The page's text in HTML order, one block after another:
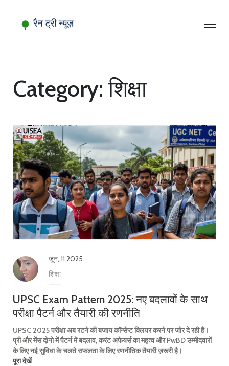
Category: शिक्षा
जून, 11 2025
शिक्षा
UPSC Exam Pattern 2025: नए बदलावों के साथ
परीक्षा पैटर्न और तैयारी की रणनीति
UPSC 2025 परीक्षा अब रटने की बजाय कॉन्सेप्ट क्लियर करने पर जोर दे रही है।
प्री और मेंस दोनो में पैटर्न में बदलाव, करंट अफेयर्स का महत्व और PwBD उम्मीदवारों
के लिए नई सुविधा के चलते सफलता के लिए रणनीतिक तैयारी ज़रूरी है।
पूरा देखें